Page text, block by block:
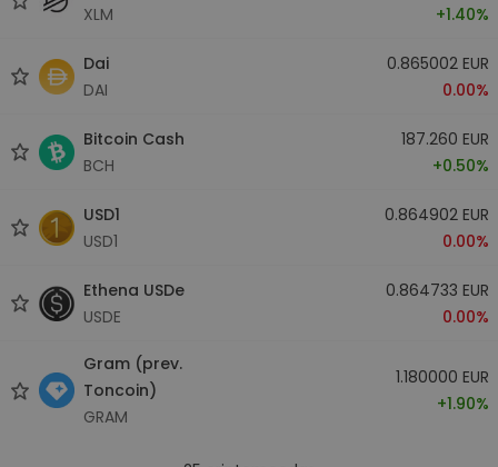
XLM
+1.40%
Dai
DAI
0.865002 EUR
0.00%
Bitcoin Cash
BCH
187.260 EUR
+0.50%
USD1
USD1
0.864902 EUR
0.00%
Ethena USDe
USDE
0.864733 EUR
0.00%
Gram (prev.
Toncoin)
GRAM
1.180000 EUR
+1.90%